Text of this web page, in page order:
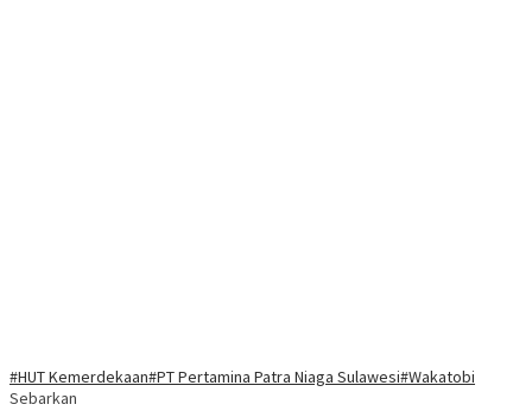
#HUT Kemerdekaan#PT Pertamina Patra Niaga Sulawesi#Wakatobi
Sebarkan